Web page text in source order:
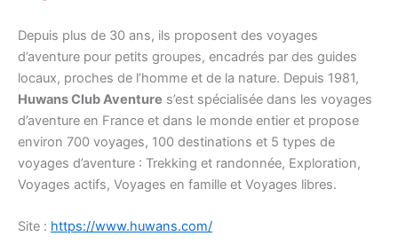
Depuis plus de 30 ans, ils proposent des voyages
d’aventure pour petits groupes, encadrés par des guides
locaux, proches de l’homme et de la nature. Depuis 1981,
Huwans Club Aventure s’est spécialisée dans les voyages
d’aventure en France et dans le monde entier et propose
environ 700 voyages, 100 destinations et 5 types de
voyages d’aventure : Trekking et randonnée, Exploration,
Voyages actifs, Voyages en famille et Voyages libres.
Site : https://www.huwans.com/